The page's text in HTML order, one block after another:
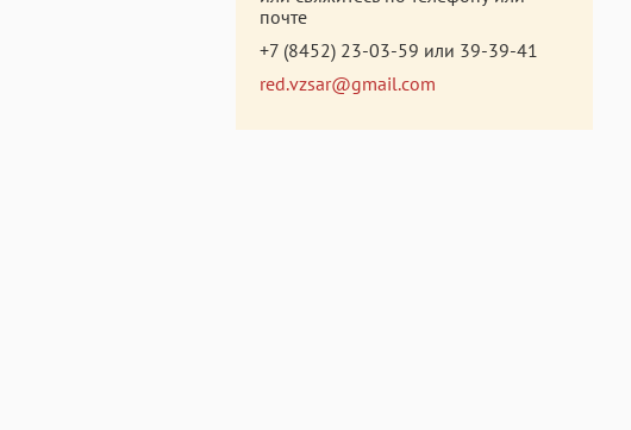
почте
+7 (8452) 23-03-59 или 39-39-41
red.vzsar@gmail.com